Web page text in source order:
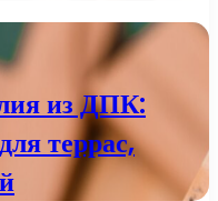
из ДПК:
террас,